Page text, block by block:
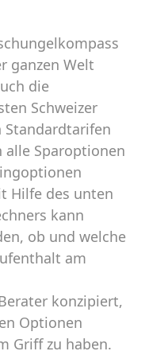
ganzen Welt
die
Schweizer
Standardtarifen
alle Sparoptionen
Hilfe des unten
kann
ob und welche
am
konzipiert,
Optionen
Griff zu haben.